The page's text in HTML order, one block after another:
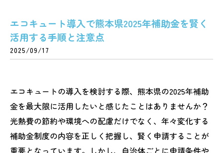
エコキュート導入で熊本県2025年補助金を賢く
活用する手順と注意点
2025/09/17
エコキュートの導入を検討する際、熊本県の2025年補助
金を最大限に活用したいと感じたことはありませんか？
光熱費の節約や環境への配慮だけでなく、年々変化する
補助金制度の内容を正しく把握し、賢く申請することが
重要となっています。しかし、自治体ごとに申請条件や